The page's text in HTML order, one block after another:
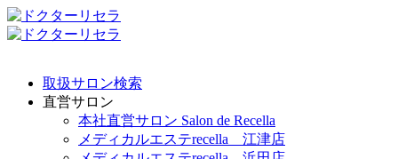
取扱サロン検索
直営サロン
本社直営サロン Salon de Recella
メディカルエステrecella 江津店